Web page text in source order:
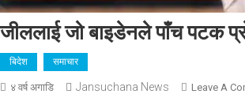
जीललाई जो बाइडेनले पाँच पटक
बिदेश समाचार
४ वर्ष अगाडि Jansuchana News Leave A